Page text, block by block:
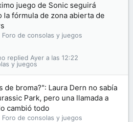
juego de Sonic seguirá
la fórmula de zona abierta de
Foro de consolas y juegos
y juegos
Ayer a las 12:22
de broma?": Laura Dern no sabía
Park, pero una llamada a
cambió todo
Foro de consolas y juegos